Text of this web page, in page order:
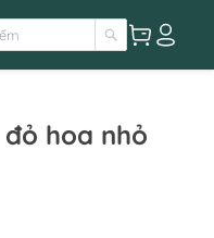
hoa nhỏ